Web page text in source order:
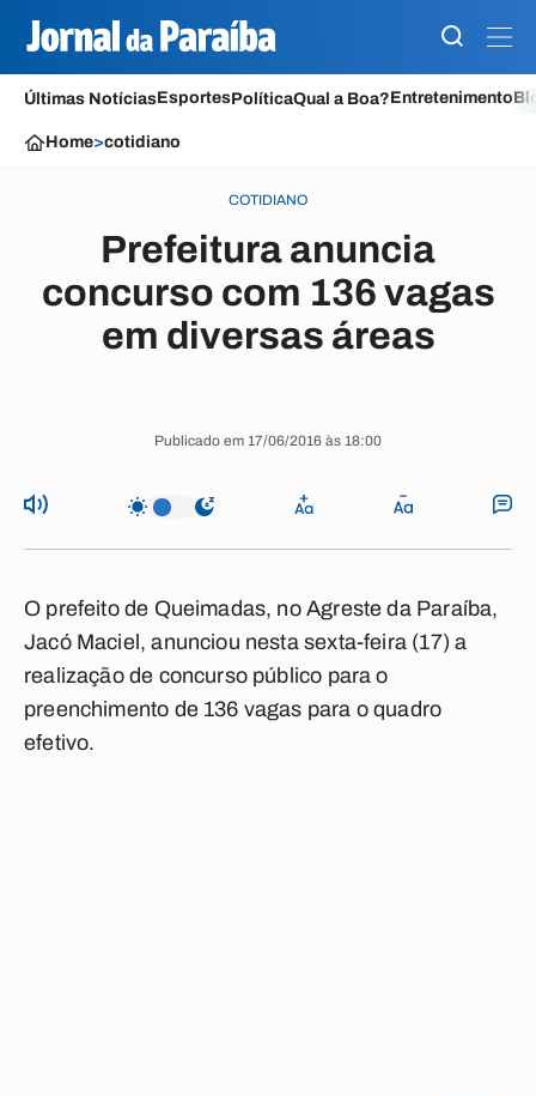
Últimas NotíciasEsportesPolíticaQual a Boa?Entretenimento
Home>cotidiano
COTIDIANO
Prefeitura anuncia
concurso com 136 vagas
em diversas áreas
Publicado em 17/06/2016 às 18:00
O prefeito de Queimadas, no Agreste da Paraíba,
Jacó Maciel, anunciou nesta sexta-feira (17) a
realização de concurso público para o
preenchimento de 136 vagas para o quadro
efetivo.